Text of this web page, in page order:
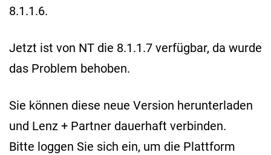
8.1.1.6.
Jetzt ist von NT die 8.1.1.7 verfügbar, da wurde
das Problem behoben.
Sie können diese neue Version herunterladen
und Lenz + Partner dauerhaft verbinden.
Bitte loggen Sie sich ein, um die Plattform